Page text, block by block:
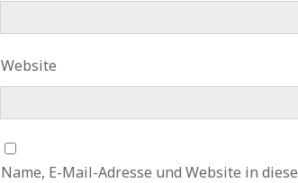
Website
Name, E-Mail-Adresse und Website in